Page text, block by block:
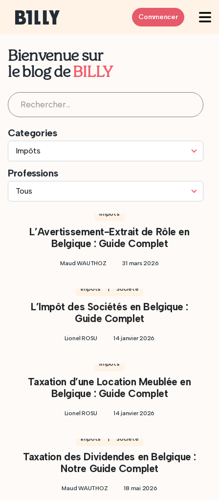
Commencer
Bienvenue sur
le blog deBILLY
Rechercher :
Categories
Professions
Impôts
L’Avertissement-Extrait de Rôle en
Belgique : Guide Complet
Maud WAUTHOZ 31 mars 2026
Impôts | Société
L’Impôt des Sociétés en Belgique :
Guide Complet
Lionel ROSU 14 janvier 2026
Impôts
Taxation d’une Location Meublée en
Belgique : Guide Complet
Lionel ROSU 14 janvier 2026
Impôts | Société
Taxation des Dividendes en Belgique :
Notre Guide Complet
Maud WAUTHOZ 18 mai 2026